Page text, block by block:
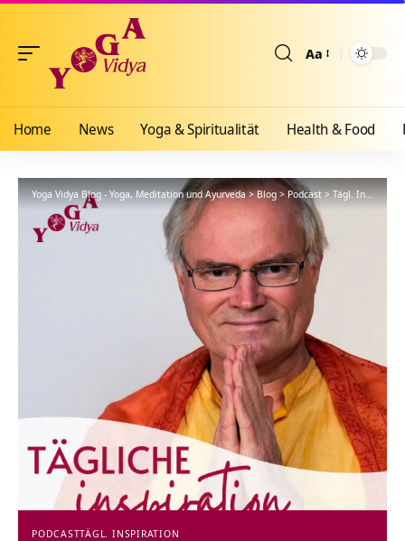
Aa
Home News Yoga & Spiritualität Health & Food
Yoga Vidya Blog - Yoga, Meditation und Ayurveda>Blog>Podcast>Tägl. Inspiration
PODCASTTÄGL. INSPIRATION